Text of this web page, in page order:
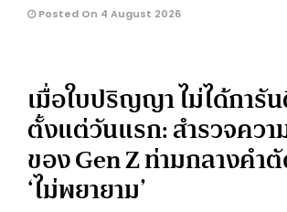
Posted On 4 August 2026
เมื่อใบปริญญา ไม่ได้การั
ตั้งแต่วันแรก: สำรวจคว
ของ Gen Z ท่ามกลางคำ
‘ไม่พยายาม’